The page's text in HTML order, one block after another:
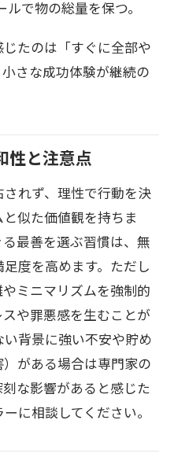
ルで物の総量を保つ。
たのは「すぐに全部や
さな成功体験が継続の
性と注意点
れず、理性で行動を決
似た価値観を持ちま
最善を選ぶ習慣は、無
度を高めます。ただし
ミニマリズムを強制的
や罪悪感を生むことが
背景に強い不安や貯め
がある場合は専門家の
な影響があると感じた
に相談してください。